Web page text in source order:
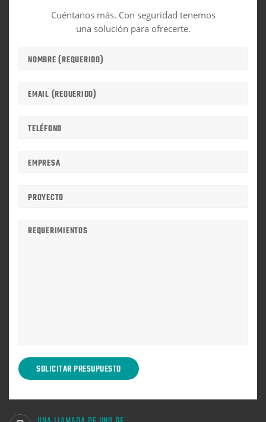
Cuéntanos más. Con seguridad tenemos
una solución para ofrecerte.